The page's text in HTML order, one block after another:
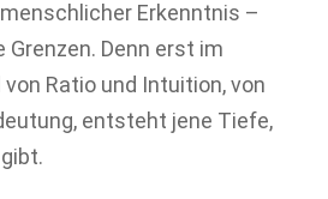
Erkenntnis –
Grenzen. Denn erst im
Ratio und Intuition, von
entsteht jene Tiefe,